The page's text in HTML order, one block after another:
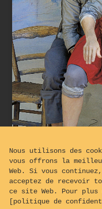
BELISA
Nous utilisons des
vous offrons la
Web. Si vous
acceptez de recevoir
ce site Web. Pour
[politique de